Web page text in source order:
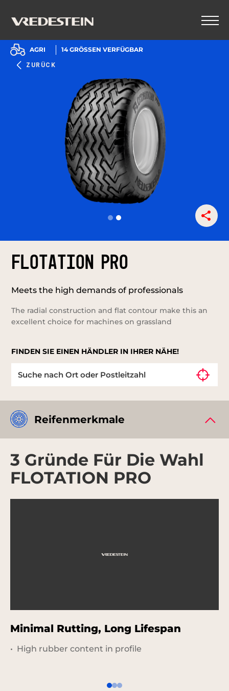
ZURÜCK
AGRI 14GRÖSSEN VERFÜGBAR
FLOTATION PRO
Meets the high demands of professionals
The radial construction and flat contour make this an
excellent choice for machines on grassland
FINDEN SIE EINEN HÄNDLER IN IHRER NÄHE!
Reifenmerkmale
3 Gründe Für Die Wahl
FLOTATION PRO
Minimal Rutting, Long Lifespan
High rubber content in profile